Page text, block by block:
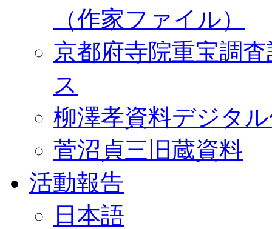
（作家ファイル）
京都府寺院重宝調
ス
柳澤孝資料デジタ
菅沼貞三旧蔵資料
活動報告
日本語